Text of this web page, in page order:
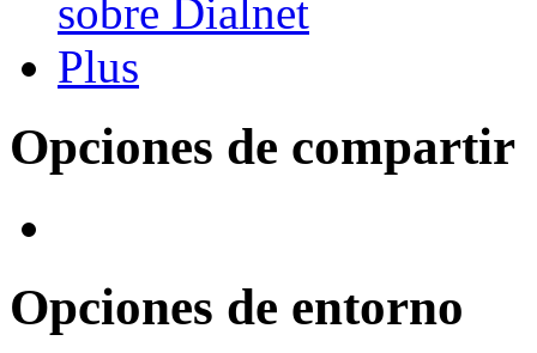
Opciones de compartir
Opciones de entorno